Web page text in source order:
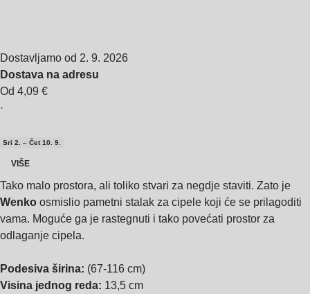
Dostavljamo od 2. 9. 2026
Dostava na adresu
Od 4,09 €
·
Sri 2. – Čet 10. 9.
VIŠE
Tako malo prostora, ali toliko stvari za negdje staviti. Zato je
Wenko osmislio pametni stalak za cipele koji će se prilagoditi
vama. Moguće ga je rastegnuti i tako povećati prostor za
odlaganje cipela.
Podesiva širina: (67-116 cm)
Visina jednog reda: 13,5 cm